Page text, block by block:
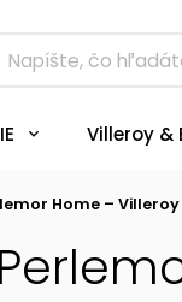
Villeroy &
Home – Villeroy